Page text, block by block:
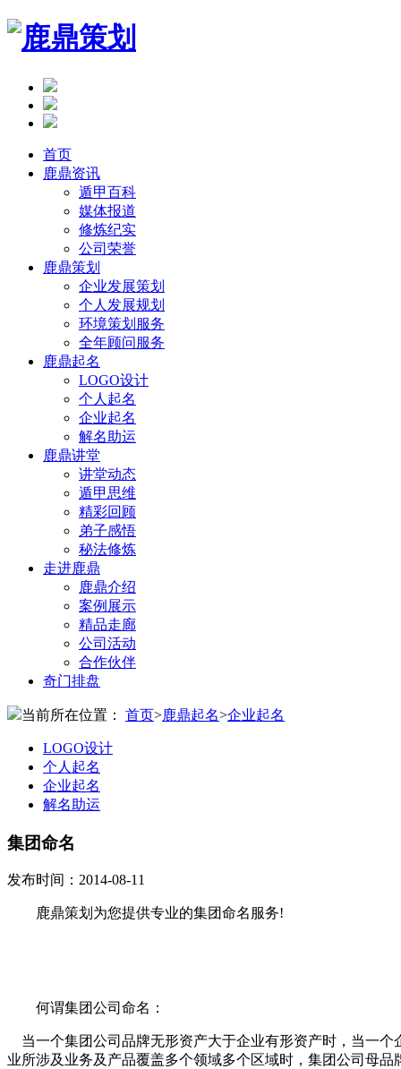
首页
鹿鼎资讯
遁甲百科
媒体报道
修炼纪实
公司荣誉
鹿鼎策划
企业发展策划
个人发展规划
环境策划服务
全年顾问服务
鹿鼎起名
LOGO设计
个人起名
企业起名
解名助运
鹿鼎讲堂
讲堂动态
遁甲思维
精彩回顾
弟子感悟
秘法修炼
走进鹿鼎
鹿鼎介绍
案例展示
精品走廊
公司活动
合作伙伴
奇门排盘
当前所在位置： 首页>鹿鼎起名>企业起名
LOGO设计
个人起名
企业起名
解名助运
集团命名
发布时间：2014-08-11
鹿鼎策划为您提供专业的集团命名服务!
何谓集团公司命名：
当一个集团公司品牌无形资产大于企业有形资产时，当一个
业所涉及业务及产品覆盖多个领域多个区域时，集团公司母